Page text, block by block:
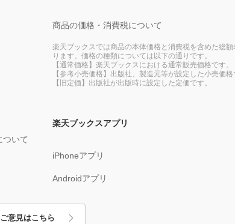
ついて
商品の価格・消費税について
楽天ブックスでは商品の本体価格と消費税を含めた総額
ります。価格の種類については以下の通りです。
【通常価格】楽天ブックスにおける通常販売価格です。
【参考小売価格】出版社、製造元等が設定した小売価格
【旧定価】出版社が出版時に設定した定価です。
楽天ブックスアプリ
iPhoneアプリ
Androidアプリ
意見はこちら